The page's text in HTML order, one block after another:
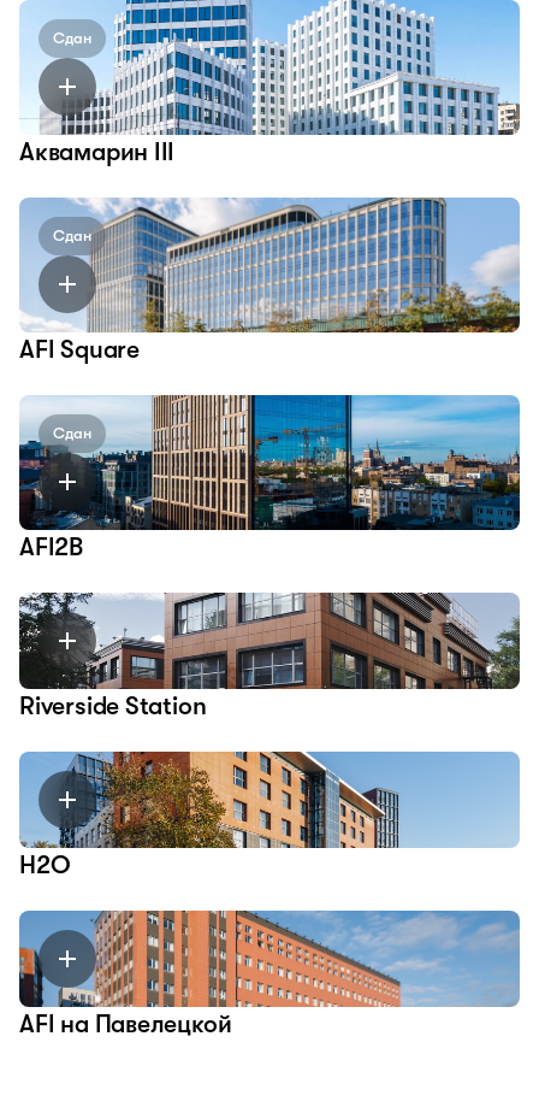
Сдан
Аквамарин III
Сдан
AFI Square
Сдан
AFI2B
Riverside Station
H2O
AFI на Павелецкой